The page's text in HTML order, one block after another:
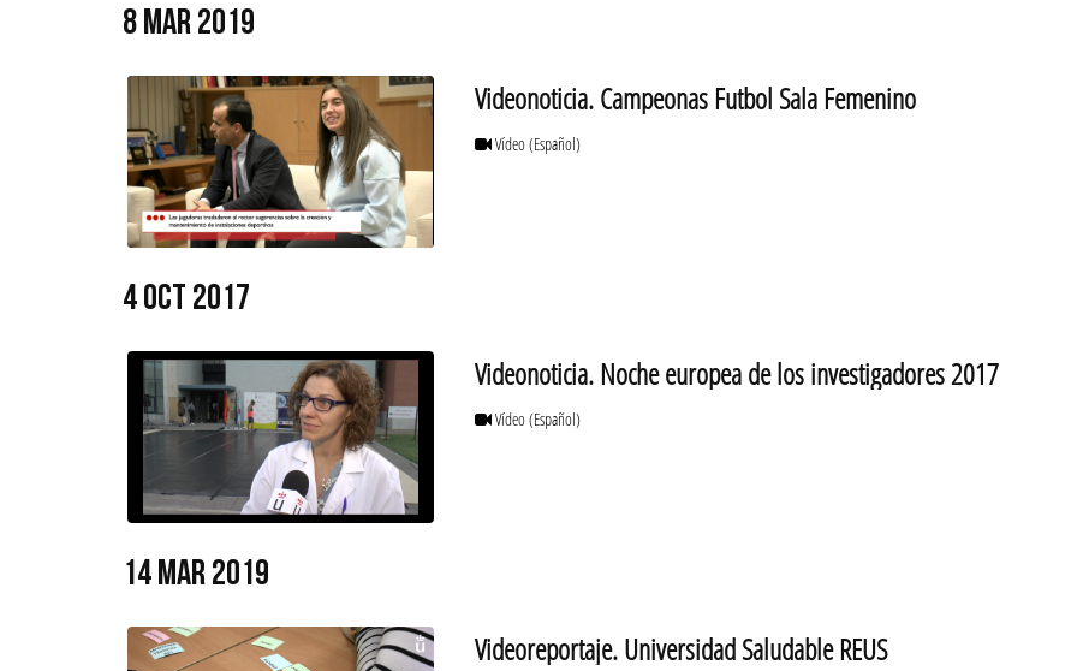
8 MAR 2019
Videonoticia. Campeonas Futbol Sala Femenino
Vídeo(Español)
4 OCT 2017
Videonoticia. Noche europea de los investigadores 2017
Vídeo(Español)
14 MAR 2019
Videoreportaje. Universidad Saludable REUS